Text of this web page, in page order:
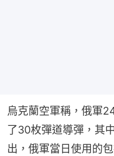
烏克蘭空軍稱，俄軍
了30枚彈道導彈，其
出，俄軍當日使用的